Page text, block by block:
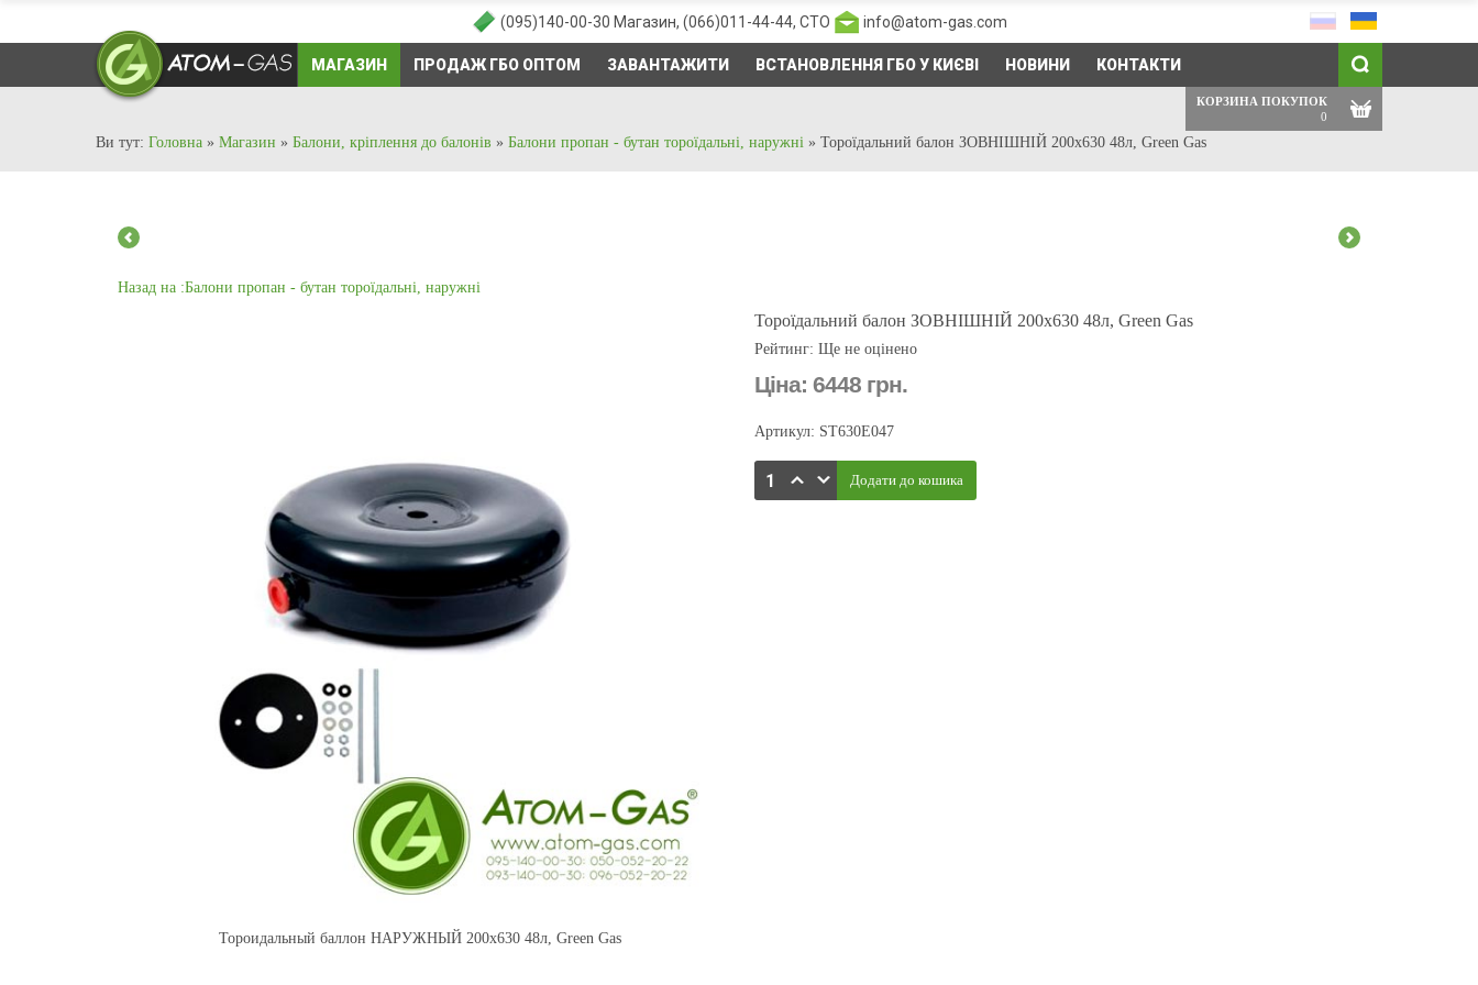
(095)140-00-30 Магазин, (066)011-44-44, СТО info@atom-gas.com
МАГАЗИН ПРОДАЖ ГБО ОПТОМ ЗАВАНТАЖИТИ ВСТАНОВЛЕННЯ ГБО У КИЄВІ НОВИНИ КОНТАКТИ
КОРЗИНА ПОКУПОК
0
Ви тут: Головна » Магазин » Балони, кріплення до балонів » Балони пропан - бутан тороїдальні, наружні » Тороїдальний балон ЗОВНІШНІЙ 200х630 48л, Green Gas
Назад на :Балони пропан - бутан тороїдальні, наружні
Тороидальный баллон НАРУЖНЫЙ 200х630 48л, Green Gas
Тороїдальний балон ЗОВНІШНІЙ 200х630 48л, Green Gas
Рейтинг: Ще не оцінено
Ціна:6448 грн.
Артикул: ST630E047